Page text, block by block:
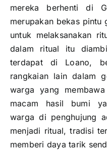
mereka berhenti di
merupakan bekas pintu
untuk melaksanakan
dalam ritual itu
terdapat di Loano,
rangkaian lain dalam
warga yang
macam hasil bumi
warga di penghujung
menjadi ritual, tradisi
memberi daya tarik